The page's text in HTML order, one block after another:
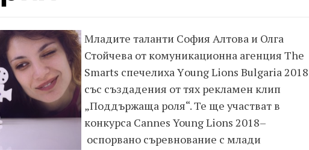
Младите таланти София Алтова и Олга
Стойчева от комуникационна агенция The
Smarts спечелиха Yоung Lions Bulgaria 2018
със създадения от тях рекламен клип
„Поддържаща роля“. Те ще участват в
конкурса Cannes Young Lions 2018–
оспорвано съревнование с млади